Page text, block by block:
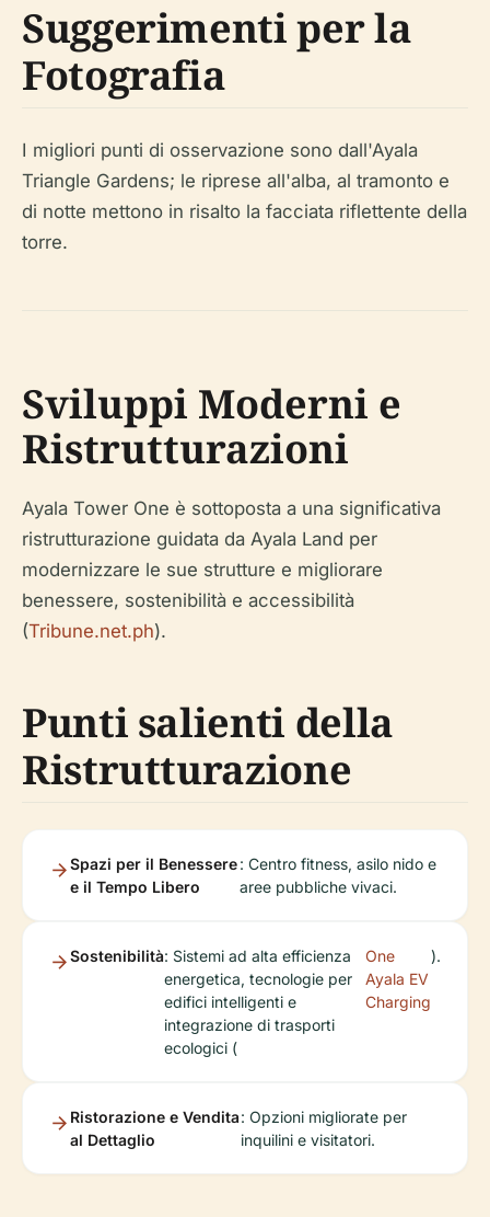
Suggerimenti per la
Fotografia
I migliori punti di osservazione sono dall'Ayala
Triangle Gardens; le riprese all'alba, al tramonto e
di notte mettono in risalto la facciata riflettente della
torre.
Sviluppi Moderni e
Ristrutturazioni
Ayala Tower One è sottoposta a una significativa
ristrutturazione guidata da Ayala Land per
modernizzare le sue strutture e migliorare
benessere, sostenibilità e accessibilità
(Tribune.net.ph).
Punti salienti della
Ristrutturazione
Spazi per il Benessere
e il Tempo Libero
: Centro fitness, asilo nido e
aree pubbliche vivaci.
Sostenibilità: Sistemi ad alta efficienza
energetica, tecnologie per
edifici intelligenti e
integrazione di trasporti
ecologici (
One
Ayala EV
Charging
).
Ristorazione e Vendita
al Dettaglio
: Opzioni migliorate per
inquilini e visitatori.